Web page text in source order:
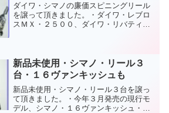
ダイワ・シマノの廉価スピニングリール
を譲って頂きました。・ダイワ・レブロ
スＭＸ・２５００、ダイワ・リバティ・
ノスＸＴ・８０００で...
新品未使用・シマノ・リール３
台・１６ヴァンキッシュも
新品未使用・シマノ・リール３台を譲っ
て頂きました。・今年３月発売の現行モ
デル、シマノ・１６ヴァンキッシュ・２